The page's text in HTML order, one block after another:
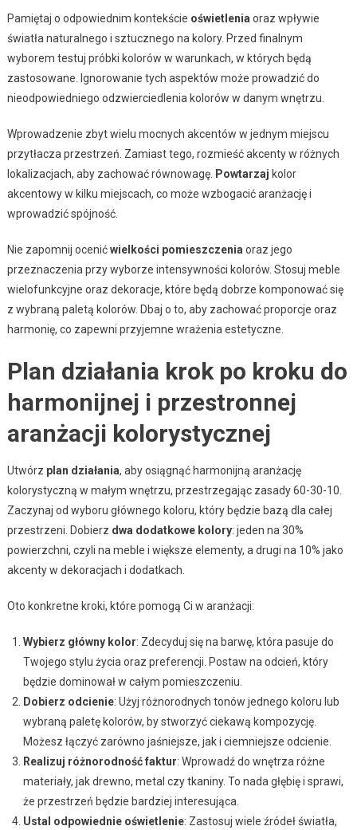
Pamiętaj o odpowiednim kontekście oświetlenia oraz wpływie
światła naturalnego i sztucznego na kolory. Przed finalnym
wyborem testuj próbki kolorów w warunkach, w których będą
zastosowane. Ignorowanie tych aspektów może prowadzić do
nieodpowiedniego odzwierciedlenia kolorów w danym wnętrzu.
Wprowadzenie zbyt wielu mocnych akcentów w jednym miejscu
przytłacza przestrzeń. Zamiast tego, rozmieść akcenty w różnych
lokalizacjach, aby zachować równowagę. Powtarzaj kolor
akcentowy w kilku miejscach, co może wzbogacić aranżację i
wprowadzić spójność.
Nie zapomnij ocenićwielkości pomieszczenia oraz jego
przeznaczenia przy wyborze intensywności kolorów. Stosuj meble
wielofunkcyjne oraz dekoracje, które będą dobrze komponować się
z wybraną paletą kolorów. Dbaj o to, aby zachować proporcje oraz
harmonię, co zapewni przyjemne wrażenia estetyczne.
Plan działania krok po kroku do
harmonijnej i przestronnej
aranżacji kolorystycznej
Utwórz plan działania, aby osiągnąć harmonijną aranżację
kolorystyczną w małym wnętrzu, przestrzegając zasady 60-30-10.
Zaczynaj od wyboru głównego koloru, który będzie bazą dla całej
przestrzeni. Dobierz dwa dodatkowe kolory: jeden na 30%
powierzchni, czyli na meble i większe elementy, a drugi na 10% jako
akcenty w dekoracjach i dodatkach.
Oto konkretne kroki, które pomogą Ci w aranżacji:
Wybierz główny kolor: Zdecyduj się na barwę, która pasuje do
Twojego stylu życia oraz preferencji. Postaw na odcień, który
będzie dominował w całym pomieszczeniu.
Dobierz odcienie: Użyj różnorodnych tonów jednego koloru lub
wybraną paletę kolorów, by stworzyć ciekawą kompozycję.
Możesz łączyć zarówno jaśniejsze, jak i ciemniejsze odcienie.
Realizuj różnorodność faktur: Wprowadź do wnętrza różne
materiały, jak drewno, metal czy tkaniny. To nada głębię i sprawi,
że przestrzeń będzie bardziej interesująca.
Ustal odpowiednie oświetlenie: Zastosuj wiele źródeł światła,